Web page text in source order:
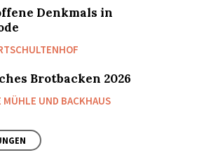
Denkmals in
Brotbacken 2026
MÜHLE UND BACKHAUS